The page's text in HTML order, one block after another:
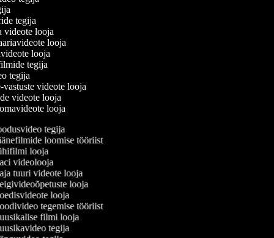
tegija
videote looja
looja
looja
tegija
tegija
vastuste videote looja
videote looja
looja
tegija
loomise tööriist
looja
videolooja
tuuri videote looja
looja
looja
tegemise tööriist
filmi looja
tegija